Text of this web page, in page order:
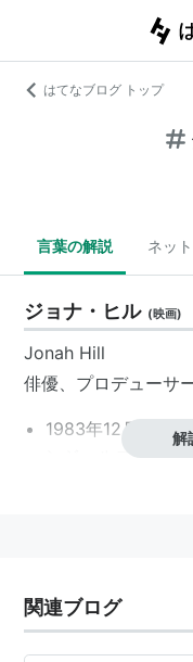
はてなブログ トップ
言葉の解説 ネッ
ジョナ・ヒル (映画)
Jonah Hill
俳優、プロデューサ
1983年12月20日
ンジェルス生まれ
レゴバットマン ザ
解
関連ブログ